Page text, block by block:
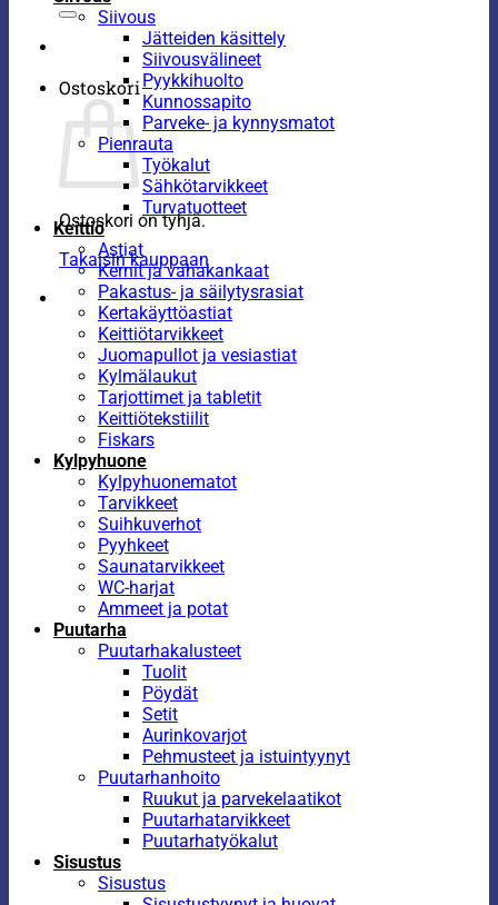
Ostoskori
Ostoskori on tyhjä.
Takaisin kauppaan
Siivous
Jätteiden käsittely
Siivousvälineet
Pyykkihuolto
Kunnossapito
Parveke- ja kynnysmatot
Pienrauta
Työkalut
Sähkötarvikkeet
Turvatuotteet
Keittiö
Astiat
Kernit ja vahakankaat
Pakastus- ja säilytysrasiat
Kertakäyttöastiat
Keittiötarvikkeet
Juomapullot ja vesiastiat
Kylmälaukut
Tarjottimet ja tabletit
Keittiötekstiilit
Fiskars
Kylpyhuone
Kylpyhuonematot
Tarvikkeet
Suihkuverhot
Pyyhkeet
Saunatarvikkeet
WC-harjat
Ammeet ja potat
Puutarha
Puutarhakalusteet
Tuolit
Pöydät
Setit
Aurinkovarjot
Pehmusteet ja istuintyynyt
Puutarhanhoito
Ruukut ja parvekelaatikot
Puutarhatarvikkeet
Puutarhatyökalut
Sisustus
Sisustus